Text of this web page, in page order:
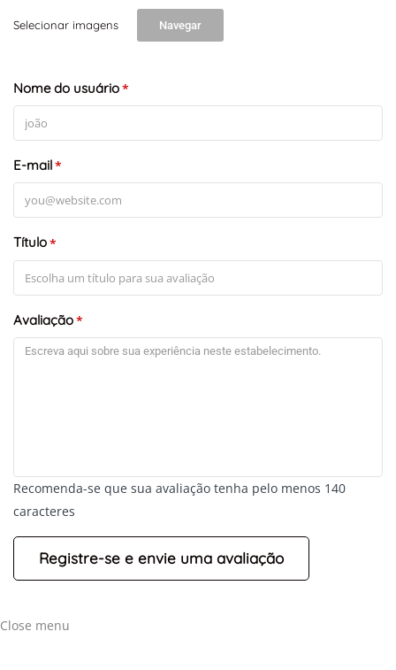
Selecionar imagens Navegar
Nome do usuário*
E-mail*
Título*
Avaliação*
Recomenda-se que sua avaliação tenha pelo menos 140
caracteres
Close menu